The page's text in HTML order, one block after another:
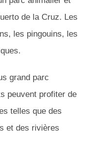
de la Cruz. Les
les pingouins, les
grand parc
peuvent profiter de
telles que des
et des rivières